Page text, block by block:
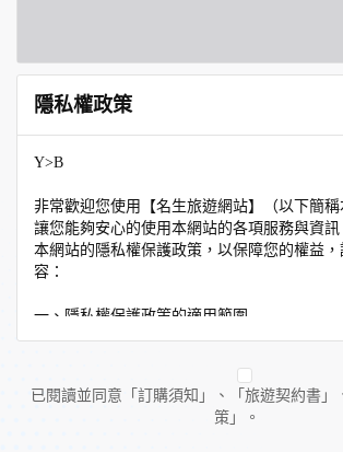
隱私權政策
Y>B
非常歡迎您使用【名生旅遊網站】（以下簡
讓您能夠安心的使用本網站的各項服務與資訊
本網站的隱私權保護政策，以保障您的權益
容：
一、隱私權保護政策的適用範圍
隱私權保護政策內容，包括本網站如何處理
外的相關連結網站，也不適用於非本網站所委
人員。
已閱讀並同意「訂購須知」、「旅遊契約書」
策」。